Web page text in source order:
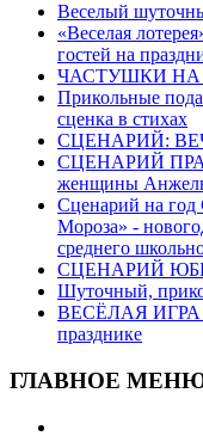
Веселый
«Веселая
гостей на
ЧАСТУШКИ
Прикольные
сценка в стихах
СЦЕНАРИЙ:
СЦЕНАРИЙ
женщины
Сценарий на год
Мороза» -
среднего
СЦЕНАРИЙ
Шуточный,
ВЕСЁЛАЯ ИГРА
празднике
ГЛАВНОЕ